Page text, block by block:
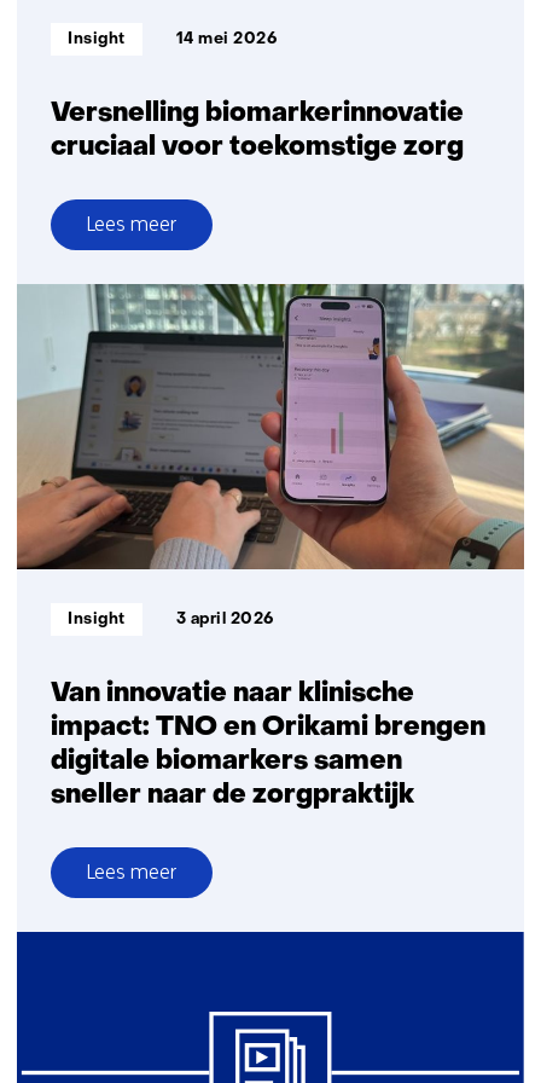
Versnelling biomarkerinnovatie
cruciaal voor toekomstige zorg
Informatietype:
Insight 14 mei 2026
Lees meer
over
Versnelling
biomarkerinnovatie
cruciaal
voor
toekomstige
zorg
Van innovatie naar klinische
impact: TNO en Orikami brengen
digitale biomarkers samen
sneller naar de zorgpraktijk
Informatietype:
Insight 3 april 2026
Lees meer
over
Van
TNO